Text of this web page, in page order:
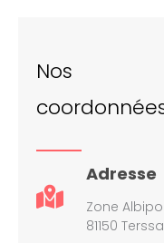
Nos
Adresse
Zone
81150